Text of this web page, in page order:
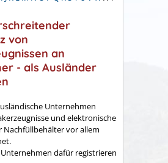
von
an
- als Ausländer
Unternehmen
und elektronische
Nachfüllbehälter vor allem
dafür registrieren